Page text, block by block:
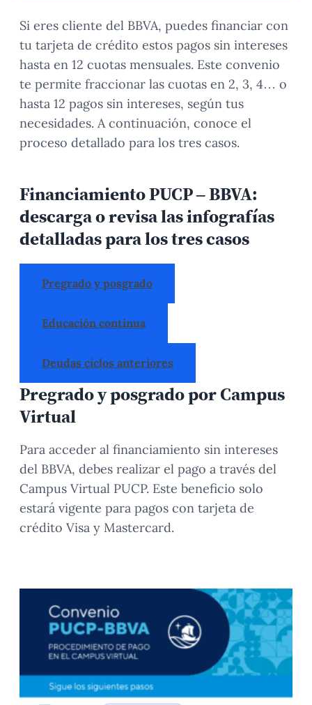
Si eres cliente del BBVA, puedes financiar con
tu tarjeta de crédito estos pagos sin intereses
hasta en 12 cuotas mensuales. Este convenio
te permite fraccionar las cuotas en 2, 3, 4… o
hasta 12 pagos sin intereses, según tus
necesidades. A continuación, conoce el
proceso detallado para los tres casos.
Financiamiento PUCP – BBVA:
descarga o revisa las infografías
detalladas para los tres casos
Pregrado y posgrado
Educación continua
Deudas ciclos anteriores
Pregrado y posgrado por Campus
Virtual
Para acceder al financiamiento sin intereses
del BBVA, debes realizar el pago a través del
Campus Virtual PUCP. Este beneficio solo
estará vigente para pagos con tarjeta de
crédito Visa y Mastercard.